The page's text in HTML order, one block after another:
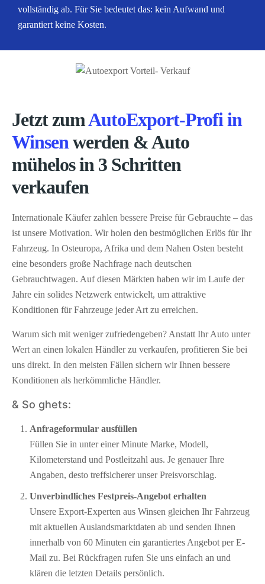
vollständig ab. Für Sie bedeutet das: kein Aufwand und
garantiert keine Kosten.
Jetzt zumAutoExport-Profi in
Winsenwerden & Auto
mühelos in 3 Schritten
verkaufen
Internationale Käufer zahlen bessere Preise für Gebrauchte – das
ist unsere Motivation. Wir holen den bestmöglichen Erlös für Ihr
Fahrzeug. In Osteuropa, Afrika und dem Nahen Osten besteht
eine besonders große Nachfrage nach deutschen
Gebrauchtwagen. Auf diesen Märkten haben wir im Laufe der
Jahre ein solides Netzwerk entwickelt, um attraktive
Konditionen für Fahrzeuge jeder Art zu erreichen.
Warum sich mit weniger zufriedengeben? Anstatt Ihr Auto unter
Wert an einen lokalen Händler zu verkaufen, profitieren Sie bei
uns direkt. In den meisten Fällen sichern wir Ihnen bessere
Konditionen als herkömmliche Händler.
& So ghets:
Anfrageformular ausfüllen
Füllen Sie in unter einer Minute Marke, Modell,
Kilometerstand und Postleitzahl aus. Je genauer Ihre
Angaben, desto treffsicherer unser Preisvorschlag.
Unverbindliches Festpreis-Angebot erhalten
Unsere Export-Experten aus Winsen gleichen Ihr Fahrzeug
mit aktuellen Auslandsmarktdaten ab und senden Ihnen
innerhalb von 60 Minuten ein garantiertes Angebot per E-
Mail zu. Bei Rückfragen rufen Sie uns einfach an und
klären die letzten Details persönlich.